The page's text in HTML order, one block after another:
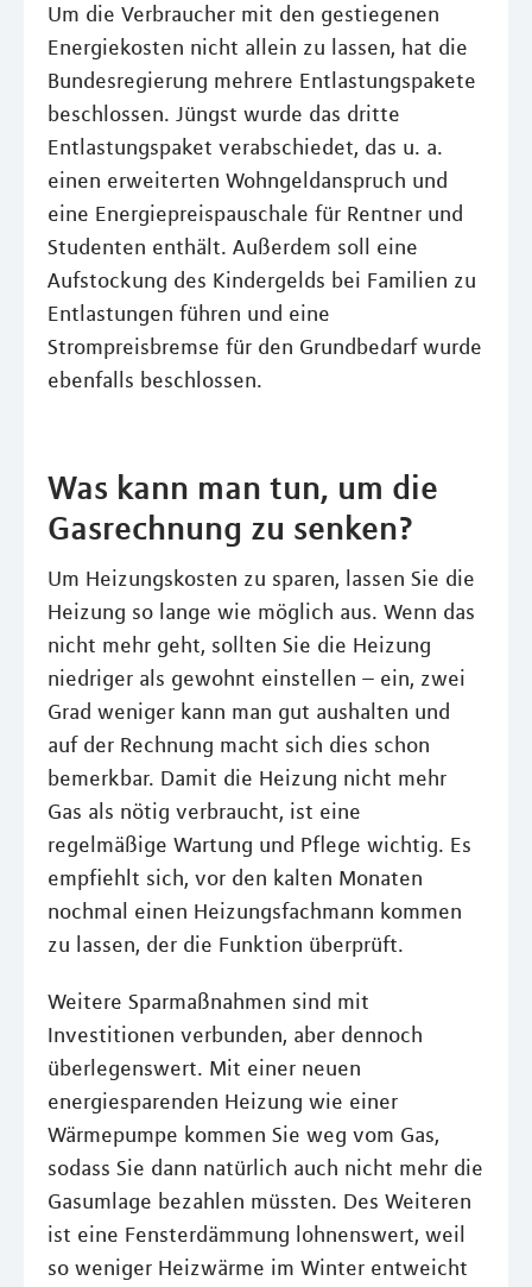
Um die Verbraucher mit den gestiegenen
Energiekosten nicht allein zu lassen, hat die
Bundesregierung mehrere Entlastungspakete
beschlossen. Jüngst wurde das dritte
Entlastungspaket verabschiedet, das u. a.
einen erweiterten Wohngeldanspruch und
eine Energiepreispauschale für Rentner und
Studenten enthält. Außerdem soll eine
Aufstockung des Kindergelds bei Familien zu
Entlastungen führen und eine
Strompreisbremse für den Grundbedarf wurde
ebenfalls beschlossen.
Was kann man tun, um die
Gasrechnung zu senken?
Um Heizungskosten zu sparen, lassen Sie die
Heizung so lange wie möglich aus. Wenn das
nicht mehr geht, sollten Sie die Heizung
niedriger als gewohnt einstellen – ein, zwei
Grad weniger kann man gut aushalten und
auf der Rechnung macht sich dies schon
bemerkbar. Damit die Heizung nicht mehr
Gas als nötig verbraucht, ist eine
regelmäßige Wartung und Pflege wichtig. Es
empfiehlt sich, vor den kalten Monaten
nochmal einen Heizungsfachmann kommen
zu lassen, der die Funktion überprüft.
Weitere Sparmaßnahmen sind mit
Investitionen verbunden, aber dennoch
überlegenswert. Mit einer neuen
energiesparenden Heizung wie einer
Wärmepumpe kommen Sie weg vom Gas,
sodass Sie dann natürlich auch nicht mehr die
Gasumlage bezahlen müssten. Des Weiteren
ist eine Fensterdämmung lohnenswert, weil
so weniger Heizwärme im Winter entweicht